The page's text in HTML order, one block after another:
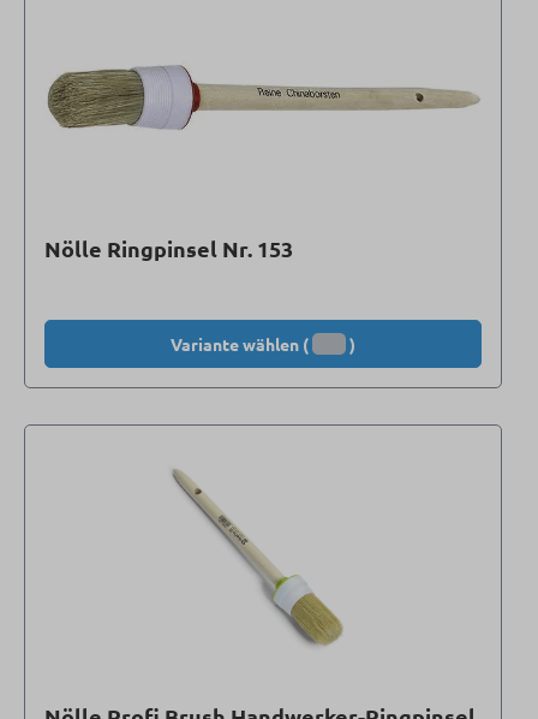
Nölle Ringpinsel Nr. 153
Variante wählen ( )